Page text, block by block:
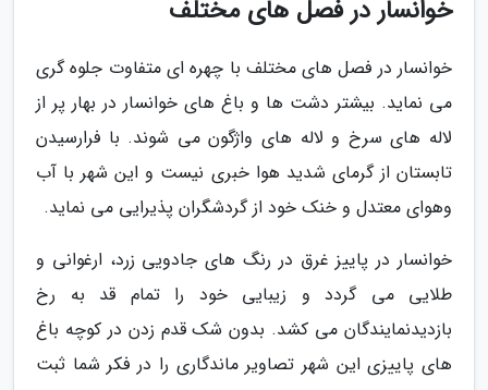
خوانسار در فصل های مختلف
خوانسار در فصل های مختلف با چهره ای متفاوت جلوه گری
می نماید. بیشتر دشت ها و باغ های خوانسار در بهار پر از
لاله های سرخ و لاله های واژگون می شوند. با فرارسیدن
تابستان از گرمای شدید هوا خبری نیست و این شهر با آب
وهوای معتدل و خنک خود از گردشگران پذیرایی می نماید.
خوانسار در پاییز غرق در رنگ های جادویی زرد، ارغوانی و
طلایی می گردد و زیبایی خود را تمام قد به رخ
بازدیدنمایندگان می کشد. بدون شک قدم زدن در کوچه باغ
های پاییزی این شهر تصاویر ماندگاری را در فکر شما ثبت